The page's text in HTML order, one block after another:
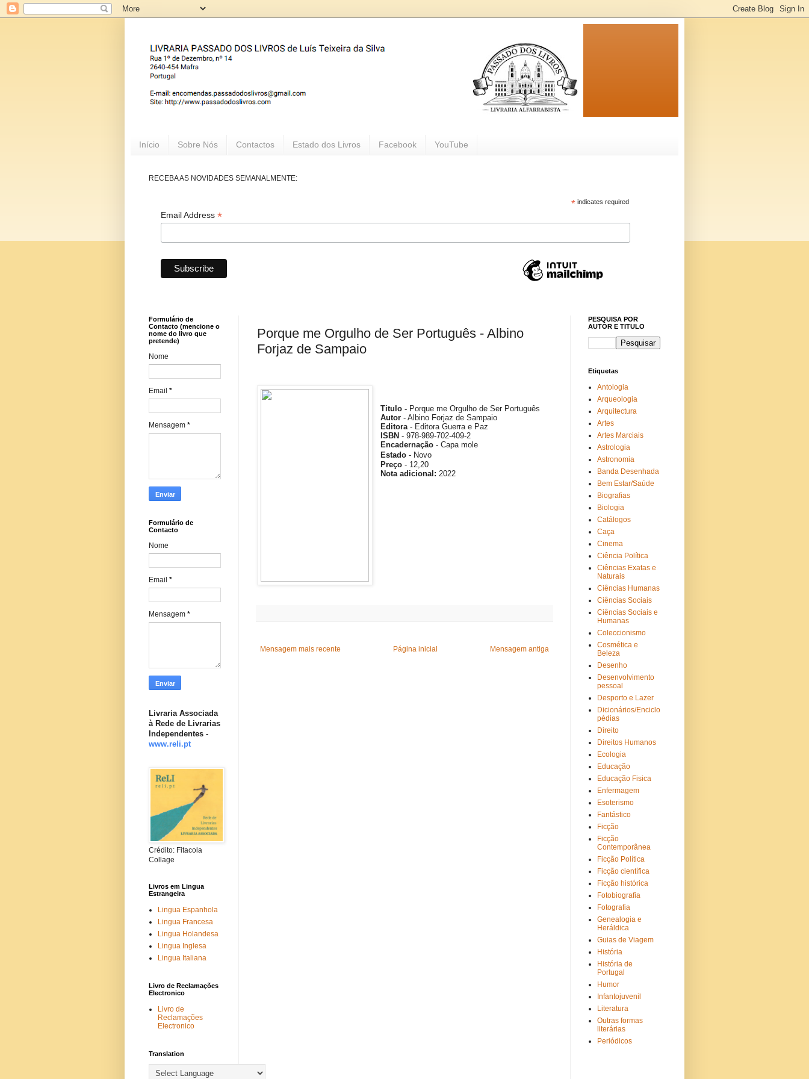
Início Sobre Nós Contactos Estado dos Livros Facebook YouTube
RECEBA AS NOVIDADES SEMANALMENTE:
*indicates required
Email Address *
Porque me Orgulho de Ser Português - Albino
Forjaz de Sampaio
Titulo - Porque me Orgulho de Ser Português
Autor - Albino Forjaz de Sampaio
Editora- Editora Guerra e Paz
ISBN - 978-989-702-409-2
Encadernação - Capa mole
Estado - Novo
Preço - 12,20
Notaadicional :2022
Mensagem mais recente Mensagem antiga
Página inicial
Formulário de
Contacto (mencione o
nome do livro que
pretende)
Nome
Email *
Mensagem *
Formulário de
Contacto
Nome
Email *
Mensagem *
Livraria Associada
à Rede de Livrarias
Independentes -
www.reli.pt
Crédito: Fitacola
Collage
Livros em Lingua
Estrangeira
Lingua Espanhola
Lingua Francesa
Lingua Holandesa
Lingua Inglesa
Lingua Italiana
Livro de Reclamações
Electronico
Livro de
Reclamações
Electronico
Translation
PESQUISA POR
AUTOR E TITULO
Etiquetas
Antologia
Arqueologia
Arquitectura
Artes
Artes Marciais
Astrologia
Astronomia
Banda Desenhada
Bem Estar/Saúde
Biografias
Biologia
Catálogos
Caça
Cinema
Ciência Política
Ciências Exatas e
Naturais
Ciências Humanas
Ciências Sociais
Ciências Sociais e
Humanas
Coleccionismo
Cosmética e
Beleza
Desenho
Desenvolvimento
pessoal
Desporto e Lazer
Dicionários/Enciclo
pédias
Direito
Direitos Humanos
Ecologia
Educação
Educação Fisica
Enfermagem
Esoterismo
Fantástico
Ficção
Ficção
Contemporânea
Ficção Política
Ficção científica
Ficção histórica
Fotobiografia
Fotografia
Genealogia e
Heráldica
Guias de Viagem
História
História de
Portugal
Humor
Infantojuvenil
Literatura
Outras formas
literárias
Periódicos